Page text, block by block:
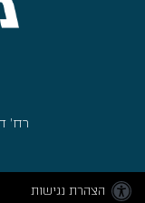
רח' דרך
הצהרת נגישות